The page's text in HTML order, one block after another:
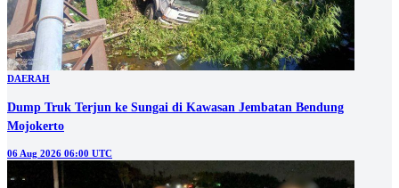
DAERAH
Dump Truk Terjun ke Sungai di Kawasan Jembatan Bendung
Mojokerto
06 Aug 2026 06:00 UTC